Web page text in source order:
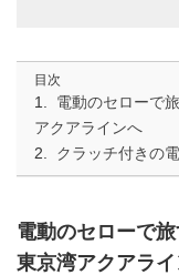
目次
電動のセローで
アクアラインへ
クラッチ付きの
電動のセローで
東京湾アクアラ